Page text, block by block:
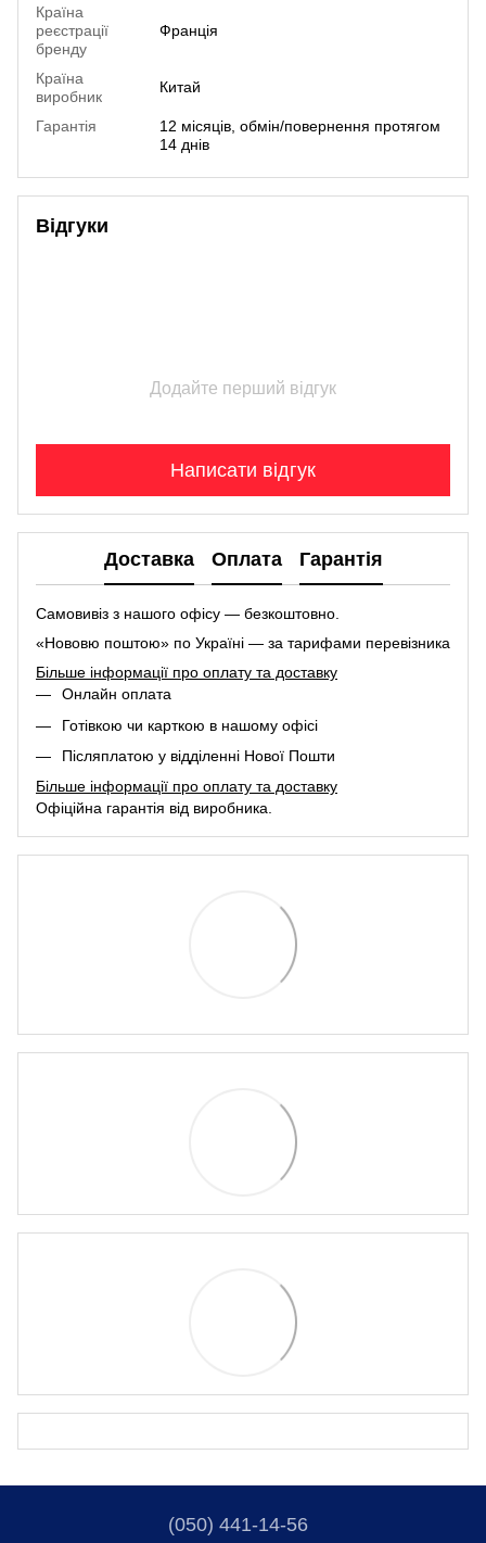
Країна
реєстрації
бренду
Франція
Країна
виробник
Китай
Гарантія
12 місяців, обмін/повернення протягом
14 днів
Відгуки
Додайте перший відгук
Написати відгук
Доставка Оплата Гарантія
Самовивіз з нашого офісу — безкоштовно.
«Нововю поштою» по Україні — за тарифами перевізника
Більше інформації про оплату та доставку
Онлайн оплата
Готівкою чи карткою в нашому офісі
Післяплатою у відділенні Нової Пошти
Більше інформації про оплату та доставку
Офіційна гарантія від виробника.
(050) 441-14-56